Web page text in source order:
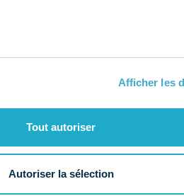
Afficher les
Tout autoriser
Autoriser la sélection
et